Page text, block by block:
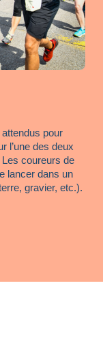
pour
l’une des deux
coureurs de
lancer dans un
gravier, etc.).